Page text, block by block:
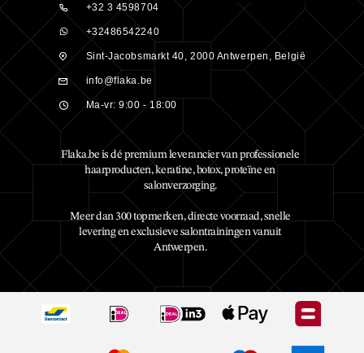
+32 3 4598704
+32486542240
Sint-Jacobsmarkt 40, 2000 Antwerpen, België
info@flaka.be
Ma-vr: 9:00 - 18:00
Flaka.be is dé premium leverancier van professionele
haarproducten, keratine, botox, proteïne en
salonverzorging.
Meer dan 300 topmerken, directe voorraad, snelle
levering en exclusieve salontrainingen vanuit
Antwerpen.